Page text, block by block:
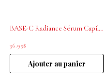
BASE-C Radiance Sérum Capillaire Brillance et Anti-Frisottis 60 ml
36.95$
Ajouter au panier